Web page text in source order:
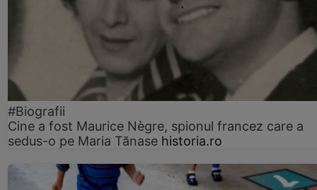
#Biografii
Cine a fost Maurice Nègre, spionul francez care a
sedus-o pe Maria Tănase historia.ro